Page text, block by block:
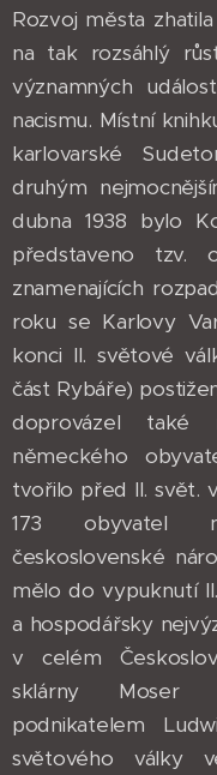
Rozvoj města
na tak rozsáhlý
významných
nacismu. Místní
karlovarské
druhým
dubna 1938 bylo
představeno tzv.
znamenajících
roku se Karlovy
konci II. světové
část Rybáře)
doprovázel také
německého
tvořilo před II. svět.
173 obyvatel
československé
mělo do vypuknutí
a hospodářsky
v celém
sklárny Moser
podnikatelem
světového války